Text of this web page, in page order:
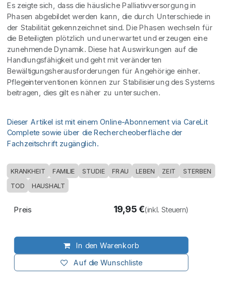
Es zeigte sich, dass die häusliche Palliativversorgung in
Phasen abgebildet werden kann, die durch Unterschiede in
der Stabilität gekennzeichnet sind. Die Phasen wechseln für
die Beteiligten plötzlich und unerwartet und erzeugen eine
zunehmende Dynamik. Diese hat Auswirkungen auf die
Handlungsfähigkeit und geht mit veränderten
Bewältigungsherausforderungen für Angehörige einher.
Pflegeinterventionen können zur Stabilisierung des Systems
beitragen, dies gilt es näher zu untersuchen.
Dieser Artikel ist mit einem Online-Abonnement via CareLit
Complete sowie über die Rechercheoberfläche der
Fachzeitschrift zugänglich.
KRANKHEIT FAMILIE STUDIE FRAU LEBEN ZEIT STERBEN
TOD HAUSHALT
In den Warenkorb
Auf die Wunschliste
Preis 19,95€(inkl. Steuern)